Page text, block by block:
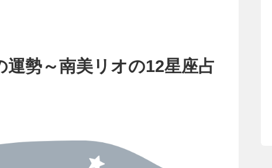
勢～南美リオの12星座占